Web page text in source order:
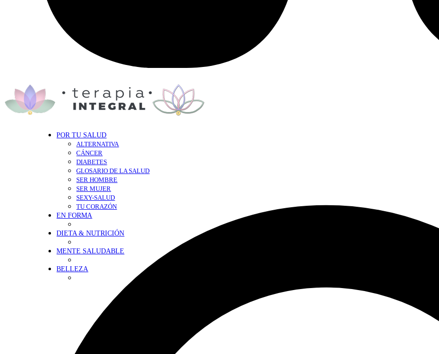
POR TU SALUD
ALTERNATIVA
CÁNCER
DIABETES
GLOSARIO DE LA SALUD
SER HOMBRE
SER MUJER
SEXY-SALUD
TU CORAZÓN
EN FORMA
DIETA & NUTRICIÓN
MENTE SALUDABLE
BELLEZA